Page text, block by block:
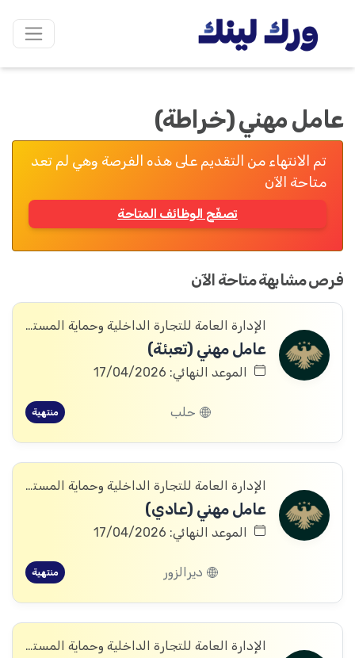
عامل مهني (خراطة)
تم الانتهاء من التقديم على هذه الفرصة وهي لم تعد
متاحة الآن
تصفّح الوظائف المتاحة
فرص مشابهة متاحة الآن
الإدارة العامة للتجارة الداخلية وحماية المستهلك
عامل مهني (تعبئة)
الموعد النهائي: 17/04/2026
حلب منتهية
الإدارة العامة للتجارة الداخلية وحماية المستهلك
عامل مهني (عادي)
الموعد النهائي: 17/04/2026
ديرالزور منتهية
الإدارة العامة للتجارة الداخلية وحماية المستهلك